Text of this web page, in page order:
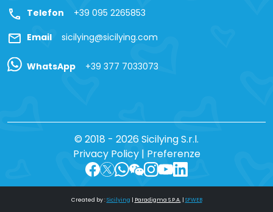
call Telefon +39 095 2265853
mail Email sicilying@sicilying.com
WhatsApp +39 377 7033073
© 2018 - 2026 Sicilying S.r.l.
Privacy Policy| Preferenze
Created by :Sicilying | Paradigma S.P.A.| SFWEB